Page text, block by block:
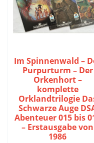
Im Spinnenwald –
Purpurturm – Der
Orkenhort –
komplette
Orklandtrilogie
Schwarze Auge
Abenteuer 015 bis
– Erstausgabe von
1986